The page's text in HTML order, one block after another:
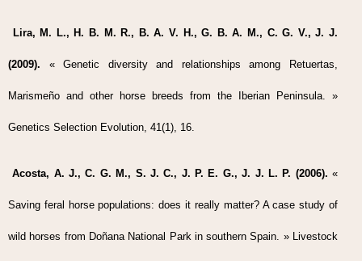
Lira, M. L., H. B. M. R., B. A. V. H., G. B. A. M., C. G. V., J. J.
(2009). « Genetic diversity and relationships among Retuertas,
Marismeño and other horse breeds from the Iberian Peninsula. »
Genetics Selection Evolution, 41(1), 16.
Acosta, A. J., C. G. M., S. J. C., J. P. E. G., J. J. L. P. (2006). «
Saving feral horse populations: does it really matter? A case study of
wild horses from Doñana National Park in southern Spain. » Livestock